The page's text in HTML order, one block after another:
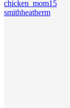
chicken_mom15
smithheatherm